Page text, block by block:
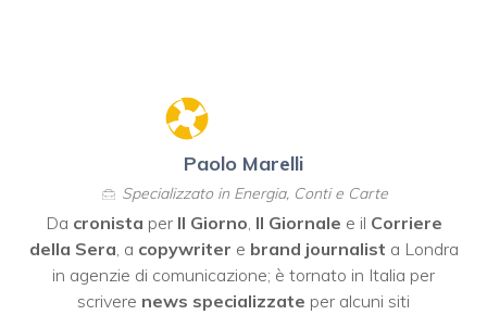
Paolo Marelli
Specializzato in Energia, Conti e Carte
Da cronista per Il Giorno, Il Giornale e il Corriere
della Sera, a copywriter e brand journalist a Londra
in agenzie di comunicazione; è tornato in Italia per
scrivere news specializzate per alcuni siti